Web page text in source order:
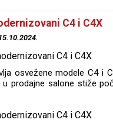
C4 i C4X
osvežene modele C4 i
prodajne salone stiže